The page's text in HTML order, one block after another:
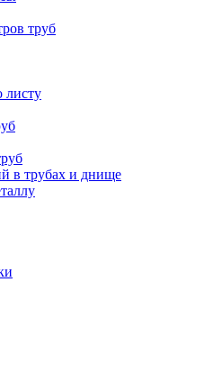
труб
листу
в трубах и днище